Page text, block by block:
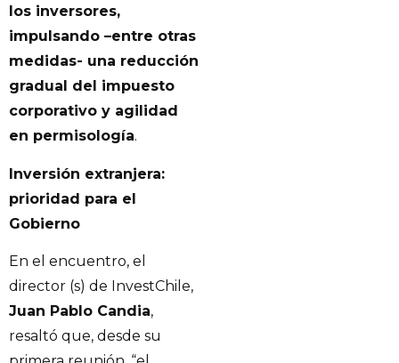
los inversores,
impulsando –entre otras
medidas- una reducción
gradual del impuesto
corporativo y agilidad
en permisología.
Inversión extranjera:
prioridad para el
Gobierno
En el encuentro, el
director (s) de InvestChile,
Juan Pablo Candia,
resaltó que, desde su